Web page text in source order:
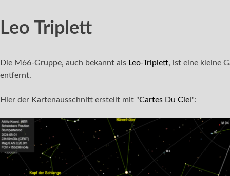
Leo Triplett
Die M66-Gruppe, auch bekannt als Leo-Triplett, ist eine kleine
entfernt.
Hier der Kartenausschnitt erstellt mit "Cartes Du Ciel ":